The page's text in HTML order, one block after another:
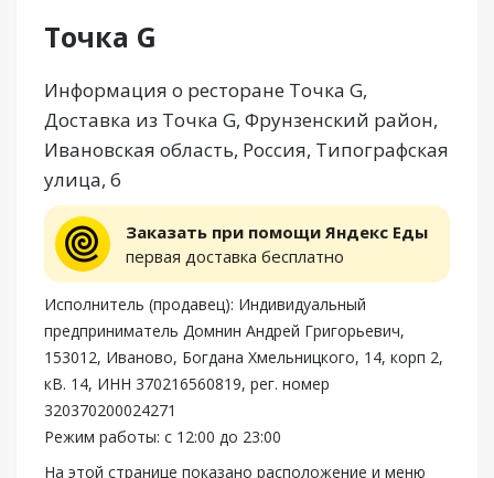
Точка G
Информация о ресторане Точка G,
Доставка из Точка G, Фрунзенский район,
Ивановская область, Россия, Типографская
улица, 6
Заказать при помощи Яндекс Еды
первая доставка бесплатно
Исполнитель (продавец): Индивидуальный
предприниматель Домнин Андрей Григорьевич,
153012, Иваново, Богдана Хмельницкого, 14, корп 2,
кВ. 14, ИНН 370216560819, рег. номер
320370200024271
Режим работы: с 12:00 до 23:00
На этой странице показано расположение и меню